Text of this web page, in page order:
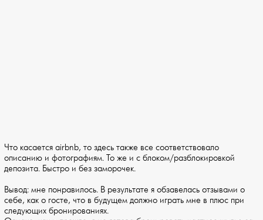
Что касается airbnb, то здесь также все соответствовало
описанию и фотографиям. То же и с блоком/разблокировкой
депозита. Быстро и без заморочек.
Вывод: мне понравилось. В результате я обзавелась отзывами о
себе, как о госте, что в будущем должно играть мне в плюс при
следующих бронированиях.